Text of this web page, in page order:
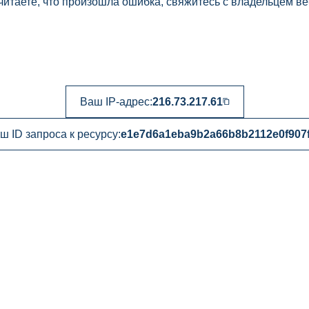
Ваш IP-адрес:216.73.217.61
ID запроса к ресурсу: